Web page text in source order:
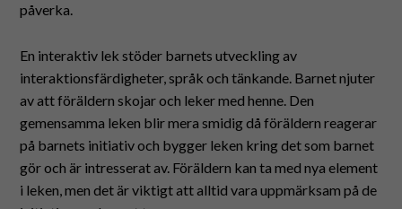
påverka.
En interaktiv lek stöder barnets utveckling av
interaktionsfärdigheter, språk och tänkande. Barnet njuter
av att föräldern skojar och leker med henne. Den
gemensamma leken blir mera smidig då föräldern reagerar
på barnets initiativ och bygger leken kring det som barnet
gör och är intresserat av. Föräldern kan ta med nya element
i leken, men det är viktigt att alltid vara uppmärksam på de